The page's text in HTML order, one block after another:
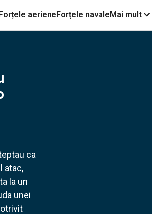
Forțele aerieneForțele navaleMai mult
ca
atac,
la un
unei